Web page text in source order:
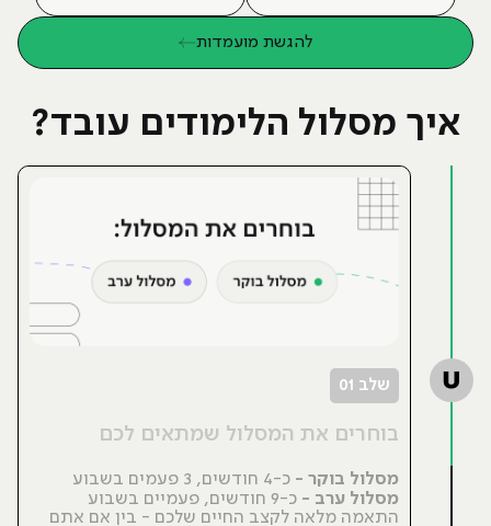
להגשת מועמדות
איך מסלול הלימודים עובד?
שלב 01
בוחרים את המסלול שמתאים לכם
מסלול בוקר - כ-4 חודשים, 3 פעמים בשבוע
מסלול ערב - כ-9 חודשים, פעמיים בשבוע
התאמה מלאה לקצב החיים שלכם - בין אם אתם